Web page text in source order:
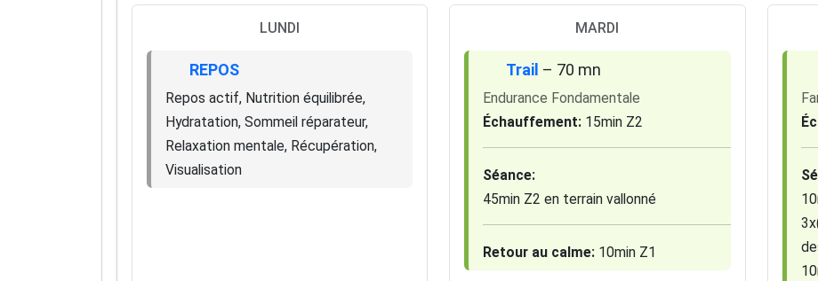
LUNDI
REPOS
Repos actif, Nutrition équilibrée,
Hydratation, Sommeil réparateur,
Relaxation mentale, Récupération,
Visualisation
MARDI
Trail – 70 mn
Endurance Fondamentale
Échauffement: 15min Z2
Séance:
45min Z2 en terrain vallonné
Retour au calme: 10min Z1